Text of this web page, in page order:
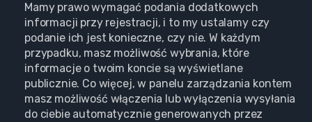
Mamy prawo wymagać podania dodatkowych
informacji przy rejestracji, i to my ustalamy czy
podanie ich jest konieczne, czy nie. W każdym
przypadku, masz możliwość wybrania, które
informacje o twoim koncie są wyświetlane
publicznie. Co więcej, w panelu zarządzania kontem
masz możliwość włączenia lub wyłączenia wysyłania
do ciebie automatycznie generowanych przez